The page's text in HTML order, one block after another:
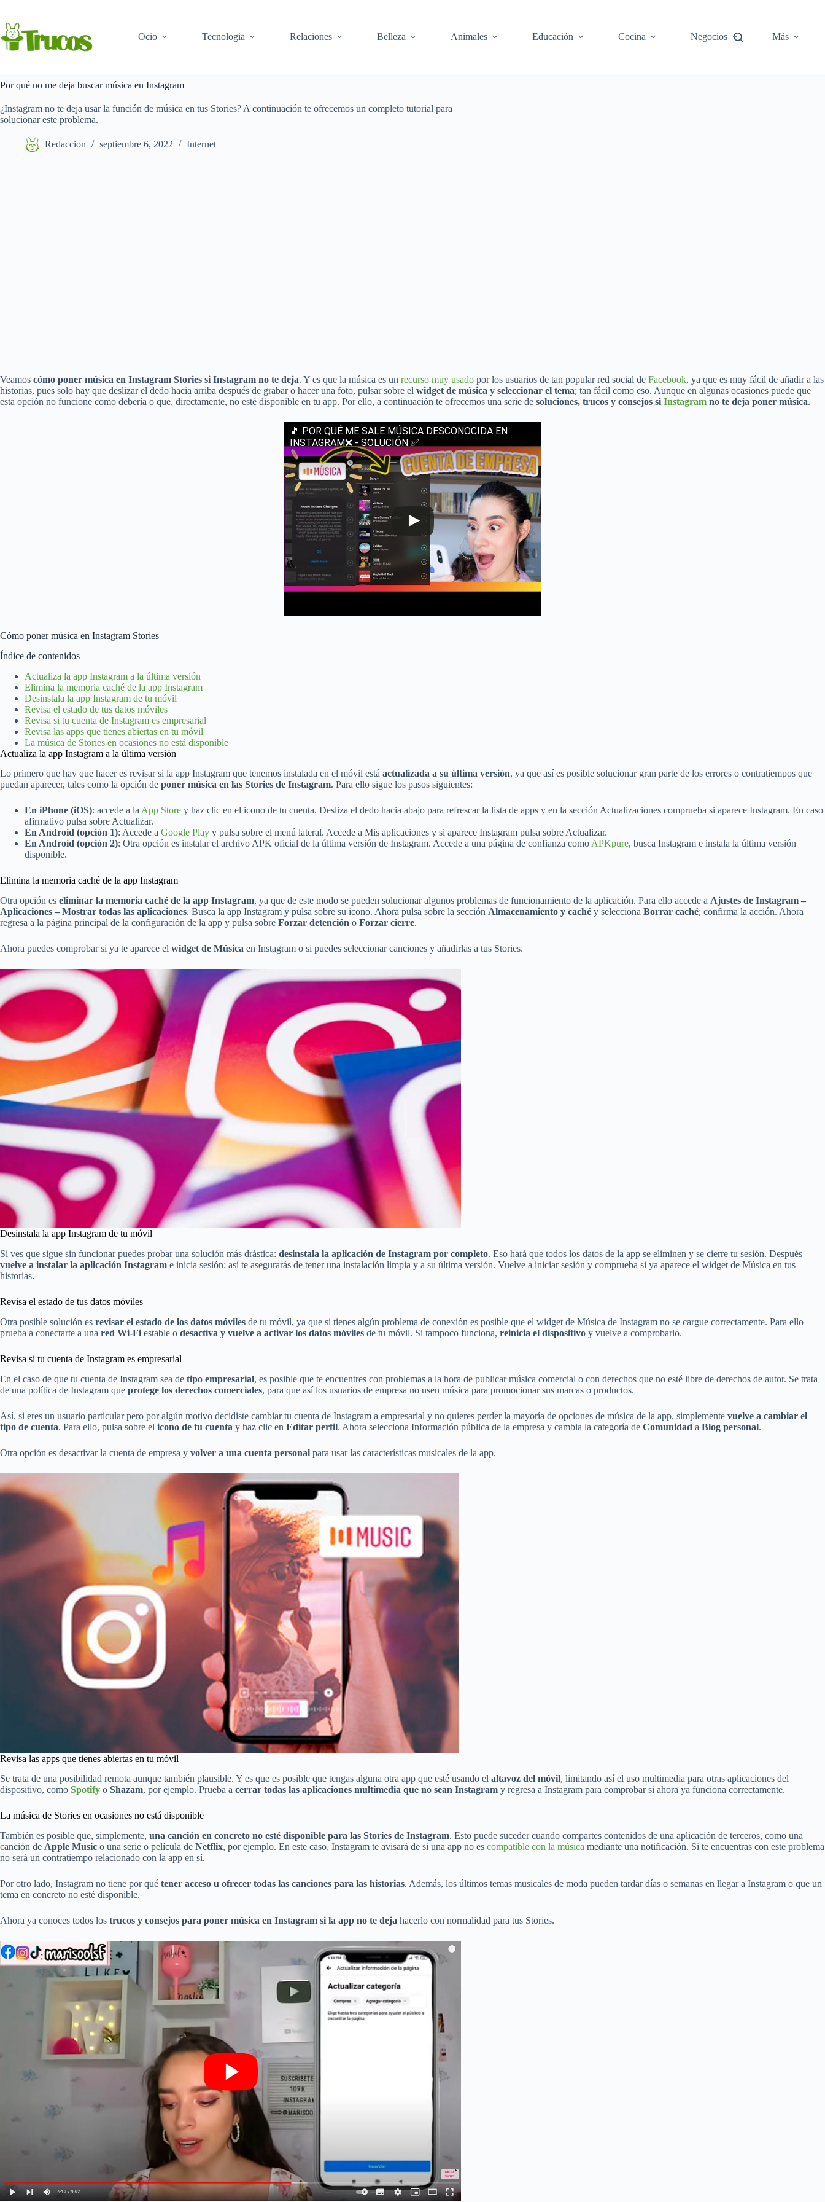
contenido
Ocio
Tecnologia Relaciones Belleza Animales Educación Cocina Negocios Más
Por qué no me deja buscar música en Instagram
¿Instagram no te deja usar la función de música en tus Stories? A continuación te ofrecemos un completo tutorial para
solucionar este problema.
Redaccion septiembre 6, 2022 Internet
Veamos cómo poner música en Instagram Stories si Instagram no te deja. Y es que la música es un recurso muy usado por los usuarios de tan popular red social de Facebook, ya que es muy fácil de añadir a las
historias, pues solo hay que deslizar el dedo hacia arriba después de grabar o hacer una foto, pulsar sobre el widget de música y seleccionar el tema; tan fácil como eso. Aunque en algunas ocasiones puede que
esta opción no funcione como debería o que, directamente, no esté disponible en tu app. Por ello, a continuación te ofrecemos una serie de soluciones, trucos y consejos si Instagram no te deja poner música.
🎵 POR QUÉ ME SALE MÚSICA DESCONOCIDA EN
INSTAGRAM❌ - SOLUCIÓN ✅
Cómo poner música en Instagram Stories
Índice de contenidos
Actualiza la app Instagram a la última versión
Elimina la memoria caché de la app Instagram
Desinstala la app Instagram de tu móvil
Revisa el estado de tus datos móviles
Revisa si tu cuenta de Instagram es empresarial
Revisa las apps que tienes abiertas en tu móvil
La música de Stories en ocasiones no está disponible
Actualiza la app Instagram a la última versión
Lo primero que hay que hacer es revisar si la app Instagram que tenemos instalada en el móvil está actualizada a su última versión, ya que así es posible solucionar gran parte de los errores o contratiempos que
puedan aparecer, tales como la opción de poner música en las Stories de Instagram. Para ello sigue los pasos siguientes:
En iPhone (iOS): accede a la App Store y haz clic en el icono de tu cuenta. Desliza el dedo hacia abajo para refrescar la lista de apps y en la sección Actualizaciones comprueba si aparece Instagram. En caso
afirmativo pulsa sobre Actualizar.
En Android (opción 1): Accede a Google Play y pulsa sobre el menú lateral. Accede a Mis aplicaciones y si aparece Instagram pulsa sobre Actualizar.
En Android (opción 2): Otra opción es instalar el archivo APK oficial de la última versión de Instagram. Accede a una página de confianza como APKpure, busca Instagram e instala la última versión
disponible.
Elimina la memoria caché de la app Instagram
Otra opción es eliminar la memoria caché de la app Instagram, ya que de este modo se pueden solucionar algunos problemas de funcionamiento de la aplicación. Para ello accede a Ajustes de Instagram –
Aplicaciones – Mostrar todas las aplicaciones. Busca la app Instagram y pulsa sobre su icono. Ahora pulsa sobre la sección Almacenamiento y caché y selecciona Borrar caché; confirma la acción. Ahora
regresa a la página principal de la configuración de la app y pulsa sobre Forzar detención o Forzar cierre.
Ahora puedes comprobar si ya te aparece el widget de Música en Instagram o si puedes seleccionar canciones y añadirlas a tus Stories.
Desinstala la app Instagram de tu móvil
Si ves que sigue sin funcionar puedes probar una solución más drástica: desinstala la aplicación de Instagram por completo. Eso hará que todos los datos de la app se eliminen y se cierre tu sesión. Después
vuelve a instalar la aplicación Instagram e inicia sesión; así te asegurarás de tener una instalación limpia y a su última versión. Vuelve a iniciar sesión y comprueba si ya aparece el widget de Música en tus
historias.
Revisa el estado de tus datos móviles
Otra posible solución es revisar el estado de los datos móviles de tu móvil, ya que si tienes algún problema de conexión es posible que el widget de Música de Instagram no se cargue correctamente. Para ello
prueba a conectarte a una red Wi-Fi estable o desactiva y vuelve a activar los datos móviles de tu móvil. Si tampoco funciona, reinicia el dispositivo y vuelve a comprobarlo.
Revisa si tu cuenta de Instagram es empresarial
En el caso de que tu cuenta de Instagram sea de tipo empresarial, es posible que te encuentres con problemas a la hora de publicar música comercial o con derechos que no esté libre de derechos de autor. Se trata
de una política de Instagram que protege los derechos comerciales, para que así los usuarios de empresa no usen música para promocionar sus marcas o productos.
Así, si eres un usuario particular pero por algún motivo decidiste cambiar tu cuenta de Instagram a empresarial y no quieres perder la mayoría de opciones de música de la app, simplemente vuelve a cambiar el
tipo de cuenta. Para ello, pulsa sobre el icono de tu cuenta y haz clic en Editar perfil. Ahora selecciona Información pública de la empresa y cambia la categoría de Comunidad a Blog personal.
Otra opción es desactivar la cuenta de empresa y volver a una cuenta personal para usar las características musicales de la app.
Revisa las apps que tienes abiertas en tu móvil
Se trata de una posibilidad remota aunque también plausible. Y es que es posible que tengas alguna otra app que esté usando el altavoz del móvil, limitando así el uso multimedia para otras aplicaciones del
dispositivo, como Spotify o Shazam, por ejemplo. Prueba a cerrar todas las aplicaciones multimedia que no sean Instagram y regresa a Instagram para comprobar si ahora ya funciona correctamente.
La música de Stories en ocasiones no está disponible
También es posible que, simplemente, una canción en concreto no esté disponible para las Stories de Instagram. Esto puede suceder cuando compartes contenidos de una aplicación de terceros, como una
canción de Apple Music o una serie o película de Netflix, por ejemplo. En este caso, Instagram te avisará de si una app no es compatible con la música mediante una notificación. Si te encuentras con este problema
no será un contratiempo relacionado con la app en sí.
Por otro lado, Instagram no tiene por qué tener acceso u ofrecer todas las canciones para las historias. Además, los últimos temas musicales de moda pueden tardar días o semanas en llegar a Instagram o que un
tema en concreto no esté disponible.
Ahora ya conoces todos los trucos y consejos para poner música en Instagram si la app no te deja hacerlo con normalidad para tus Stories.